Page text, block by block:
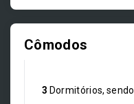
Cômodos
3 Dormitórios, sendo